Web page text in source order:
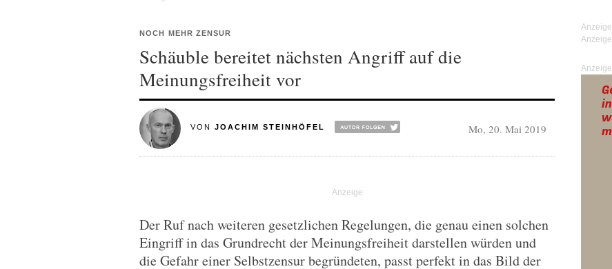
NOCH MEHR ZENSUR
Schäuble bereitet nächsten Angriff auf die
Meinungsfreiheit vor
VON JOACHIM STEINHÖFEL Mo, 20. Mai 2019
Der Ruf nach weiteren gesetzlichen Regelungen, die genau einen solchen
Eingriff in das Grundrecht der Meinungsfreiheit darstellen würden und
die Gefahr einer Selbstzensur begründeten, passt perfekt in das Bild der
Anzeige